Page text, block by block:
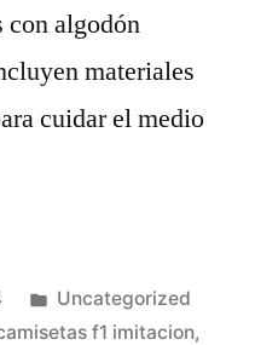
con algodón
materiales
cuidar el medio
Publicado
en
Uncategorized
f1 imitacion,